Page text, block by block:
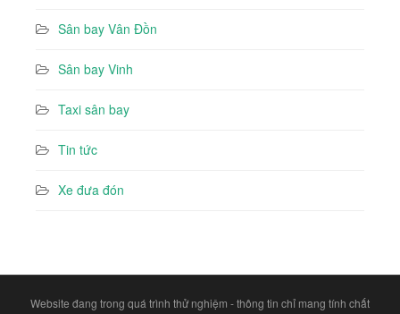
Sân bay Vân Đồn
Sân bay Vinh
Taxi sân bay
Tin tức
Xe đưa đón
Website đang trong quá trình thử nghiệm - thông tin chỉ mang tính chất